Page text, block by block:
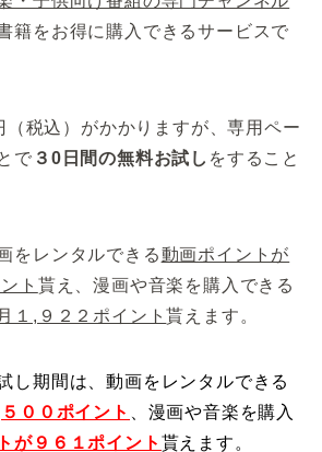
籍をお得に購入できるサービスで
税込）がかかりますが、専用ペー
で ３0日間の無料お試し をすること
をレンタルできる動画ポイントが
ト 貰え、漫画や音楽を購入できる
１,９２２ポイント貰えます。
し期間は、動画をレンタルできる
００ポイント
、漫画や音楽を購入
が９６１ポイント 貰えます。